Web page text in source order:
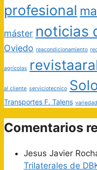
profesional
máster noticias
Oviedo reacondicionamiento
agrícolas
al cliente serviciotecnico
Transportes F. Talens variedad
Comentarios
Jesus Javier
Trilaterales de